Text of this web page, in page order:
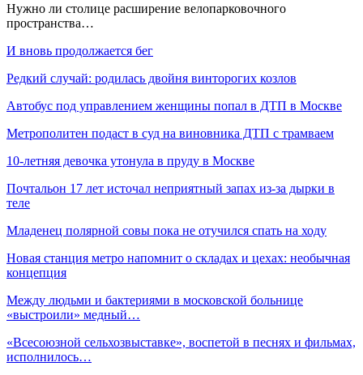
Нужно ли столице расширение велопарковочного
пространства…
И вновь продолжается бег
Редкий случай: родилась двойня винторогих козлов
Автобус под управлением женщины попал в ДТП в Москве
Метрополитен подаст в суд на виновника ДТП с трамваем
10-летняя девочка утонула в пруду в Москве
Почтальон 17 лет источал неприятный запах из-за дырки в
теле
Младенец полярной совы пока не отучился спать на ходу
Новая станция метро напомнит о складах и цехах: необычная
концепция
Между людьми и бактериями в московской больнице
«выстроили» медный…
«Всесоюзной сельхозвыставке», воспетой в песнях и фильмах,
исполнилось…